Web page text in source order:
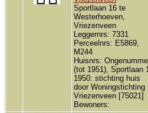
Sportlaan 16 te
Westerhoeven,
Vriezenveen
Leggernrs: 7331
Perceelnrs: E5869,
M244
Huisnrs:
(tot 1951), Sportlaan
1950: stichting huis
door Woningstichting
Vriezenveen [75021]
Bewoners: